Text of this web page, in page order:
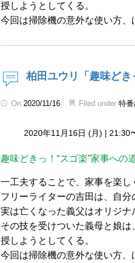
授しようとしてくる。
今回は掃除機の意外な使い方、
柏田ユウリ「趣味どき
On 2020/11/16 Filed under 特
2020年11月16日 (月) | 21:30
趣味どきっ！“スゴ楽”家事への
一工夫することで、家事を楽し
フリーライターの吉田は、自分
実は亡くなった義父はオリジナ
その技を受けついた義母と娘
授しようとしてくる。
今回は掃除機の意外な使い方、